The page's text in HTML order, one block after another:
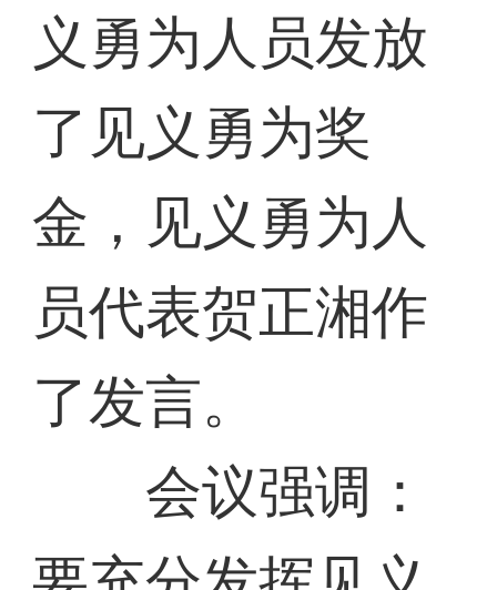
义勇为人员发放
了见义勇为奖
金，见义勇为人
员代表贺正湘作
了发言。
会议强调：